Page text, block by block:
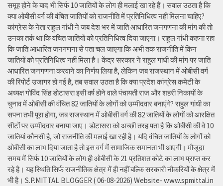
समूह होने के बाद भी सिर्फ 10 जातियों के लोग ही मलाई खा रहे हैं। सवाल उठता है कि
क्या ओबीसी वर्ग की वंचित जातियों को राजनीति में प्रतिनिधित्व नहीं मिलना चाहिए?
कांग्रेस के नेता राहुल गांधी ने जब देश भर में जाति आधारित जनगणना की मांग की तो
उनका तर्क था कि वंचित जातियों को प्रतिनिधित्व दिया जाएगा। राहुल गांधी कहना रहा
कि जाति आधारित जनगणना से पता चल जाएगा कि अभी तक राजनीति में किन
जातियों को प्रतिनिधित्व नहीं मिला है। केंद्र सरकार ने राहुल गांधी की मांग पर जाति
आधारित जनगणना करवाने का निर्णय लिया है, लेकिन जब राजस्थान में ओबीसी वर्ग
की रिपोर्ट उजागर हो गई है, तब सवाल उठता है कि क्या प्रदेश कांग्रेस कमेटी के
अध्यक्ष गोविंद सिंह डोटासरा इसी वर्ष होने वाले पंचायती राज और शहरी निकायों के
चुनाव में ओबीसी की वंचित 82 जातियों के लोगों को उम्मीदवार बनाएंगे? राहुल गांधी का
सपना तभी पूरा होगा, जब राजस्थान में ओबीसी वर्ग की 82 जातियों के लोगों को आरक्षित
सीटों पर उम्मीदवार बनाया जाए। डोटासरा को अच्छी तरह पता है कि ओबीसी की वे 10
जातियां कौनसी है, जो राजनीति की मलाई खा रही है। यदि वंचित जातियों के लोगों को
ओबीसी का लाभ दिया जाता है तो इस वर्ग में सामाजिक समानता भी आएगी। मौजूदा
समय में सिर्फ 10 जातियों के लोग ही ओबीसी के 21 प्रतिशत कोटे का लाभ प्राप्त कर
रहे है। यह स्थिति सिर्फ राजनीतिक क्षेत्र में ही नहीं बल्कि सरकारी नौकरियों के क्षेत्र में
भी है। S.P.MITTAL BLOGGER ( 06-08-2026) Website- www.spmittal.in